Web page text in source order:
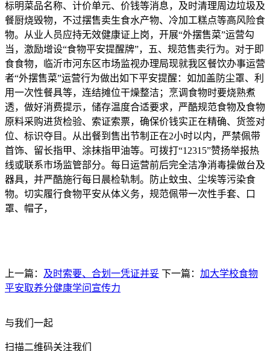
标明菜品名称、计价单元、价钱等消息，及时清理周边垃圾及
餐厨烧毁物，不过摆售卖生食水产物、冷加工糕点等高风险食
物。从业人员应持无效健康证上岗，开展“外摆售菜”运营勾
当，激励增设“食物平安提醒牌”，五、规范售卖行为。对于即
食食物，临沂市河东区市场监视办理局现就我区餐饮办事运营
者“外摆售菜”运营行为做出如下平安提醒：如加盖防尘罩、利
用一次性餐具等，连结摊位干燥整洁；烹调食物时要烧熟煮
透，做好消费提示，储存温度合适要求，严酷规范食物及食物
原料采购进货检验、索证索票，确保价钱实正在精确、货签对
位、标识夺目。从出餐到售出节制正在2小时以内，严禁佩带
首饰、留长指甲、涂抹指甲油等。可拨打“12315”赞扬举报热
线或联系市场监管部分。每日运营前后完全洁净消毒操做台及
器具，并严酷施行每日晨检轨制。防止蚊虫、尘埃等污染食
物。切实履行食物平安从体义务，规范佩带一次性手套、口
罩、帽子，
上一篇： 及时索要、合划一凭证并妥 下一篇： 加大学校食物
平安取养分健康学问宣传力
与我们一起
扫描二维码关注我们